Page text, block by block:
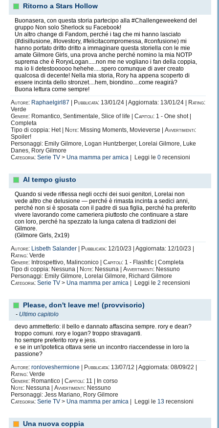
Ritorno a Stars Hollow
Buonasera, con questa storia partecipo alla #Challengeweekend del
gruppo Non solo Sherlock su Facebook!
Un altro change di Fandom, perché i tag che mi hanno lasciato
(#disillusione, #lovestory, #felicitacompromessa, #confusione) mi
hanno portato dritto dritto a immaginare questa storiella con le mie
amate Gilmore Girls, una prova anche perché nomino la mia NOTP
suprema che è RoryxLogan.....non me ne vogliano i fan della coppia,
ma io li detestoooooo hehehe.....spero comunque di aver creato
qualcosa di decente! Nella mia storia, Rory ha appena scoperto di
essere incinta dello stronzet....hem, biondino....come reagirà?
Buona lettura come sempre!
Autore: Raphaelgirl87 Pubblicata: 13/01/24 | Aggiornata: 13/01/24 |
Rating:
Verde
Genere: Romantico, Sentimentale, Slice of life | Capitoli: 1 - One shot |
Completa
Tipo di coppia: Het |
Note: Missing Moments, Movieverse | Avvertimenti:
Spoiler!
Personaggi: Emily Gilmore, Logan Huntzberger, Lorelai Gilmore, Luke
Danes, Rory Gilmore
Categoria: Serie TV > Una mamma per amica | Leggi le 0 recensioni
Al tempo giusto
Quando si vede riflessa negli occhi dei suoi genitori, Lorelai non
vede altro che delusione — perché è rimasta incinta a sedici anni,
perché non si è sposata con il padre di sua figlia, perché ha preferito
vivere lavorando come cameriera piuttosto che continuare a stare
con loro, perché ha spezzato la lunga catena di tradizioni dei
Gilmore.
(Gilmore Girls, 2x19)
Autore: Lisbeth Salander Pubblicata: 12/10/23 | Aggiornata: 12/10/23 |
Rating: Verde
Genere: Introspettivo, Malinconico | Capitoli: 1 - Flashfic | Completa
Tipo di coppia: Nessuna |
Note: Nessuna | Avvertimenti: Nessuno
Personaggi: Emily Gilmore, Lorelai Gilmore, Richard Gilmore
Categoria: Serie TV > Una mamma per amica | Leggi le 2 recensioni
Please, don't leave me! (provvisorio)
- Ultimo capitolo
devo ammetterlo: il bello e dannato affascina sempre. rory e dean?
troppo comuni. rory e logan? troppo stravaganti.
ho sempre preferito rory e jess.
e se in un'ipotetica ottava serie un incontro riaccendesse in loro la
passione?
Autore: ronloveshermione Pubblicata: 13/07/12 | Aggiornata: 08/09/22 |
Rating: Verde
Genere: Romantico | Capitoli: 11 | In corso
Note: Nessuna | Avvertimenti: Nessuno
Personaggi: Jess Mariano, Rory Gilmore
Categoria: Serie TV > Una mamma per amica | Leggi le 13 recensioni
Una nuova coppia